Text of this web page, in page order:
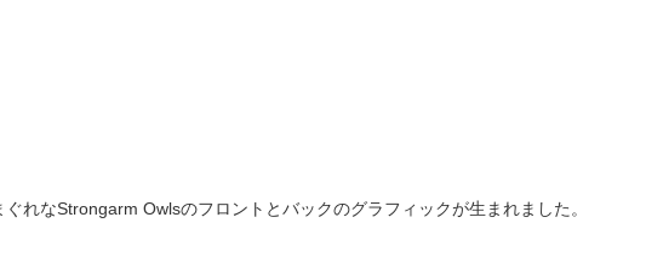
れなStrongarm Owlsのフロントとバックのグラフィックが生まれました。